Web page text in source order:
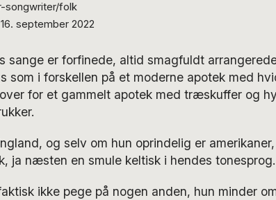
songwriter/folk
september 2022
sange er forfinede, altid smagfuldt
som i forskellen på et moderne apotek med
for et gammelt apotek med træskuffer og
og selv om hun oprindelig er
ja næsten en smule keltisk i hendes tonesprog.
ikke pege på nogen anden, hun minder